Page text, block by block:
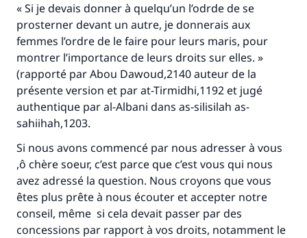
« Si je devais donner à quelqu’un l’odrde de se
prosterner devant un autre, je donnerais aux
femmes l’ordre de le faire pour leurs maris, pour
montrer l’importance de leurs droits sur elles. »
(rapporté par Abou Dawoud,2140 auteur de la
présente version et par at-Tirmidhi,1192 et jugé
authentique par al-Albani dans as-silisilah as-
sahiihah,1203.
Si nous avons commencé par nous adresser à vous
,ô chère soeur, c’est parce que c’est vous qui nous
avez adressé la question. Nous croyons que vous
êtes plus prête à nous écouter et accepter notre
conseil, même si cela devait passer par des
concessions par rapport à vos droits, notamment le